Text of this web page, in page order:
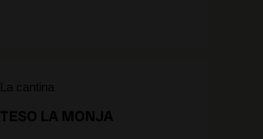
La cantina
TESO LA MONJA